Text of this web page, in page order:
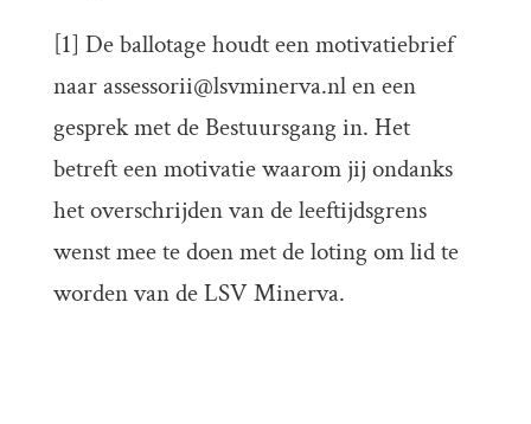
[1] De ballotage houdt een motivatiebrief
naar assessorii@lsvminerva.nl en een
gesprek met de Bestuursgang in. Het
betreft een motivatie waarom jij ondanks
het overschrijden van de leeftijdsgrens
wenst mee te doen met de loting om lid te
worden van de LSV Minerva.